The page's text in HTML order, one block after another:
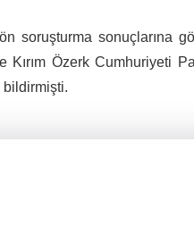
soruşturma sonuçlarına
Özerk Cumhuriyeti